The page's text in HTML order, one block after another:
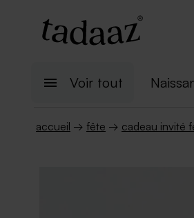
Voir tout
accueil → fête → cadeau invité